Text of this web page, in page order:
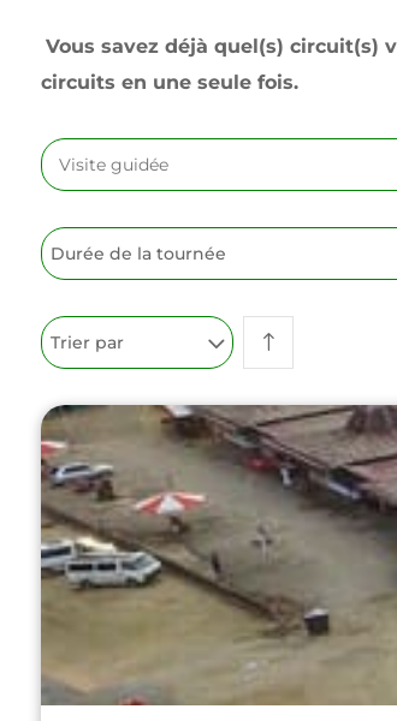
Vous savez déjà quel(s) circuit(s)
circuits en une seule fois.
Durée de la tournée
Trier par